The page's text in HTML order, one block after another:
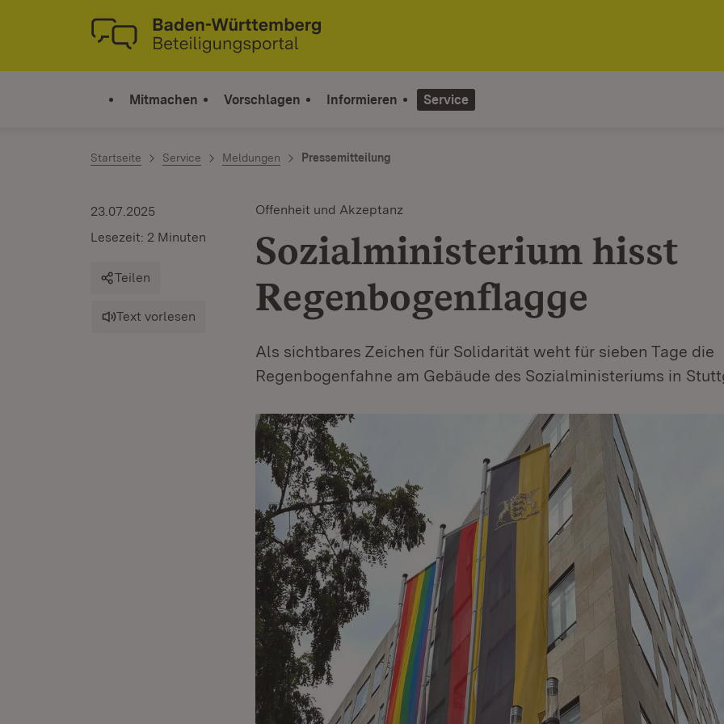
Zum Inhalt springen
Link zur Startseite
Mitmachen Vorschlagen Informieren Service
Startseite Service Meldungen Pressemitteilung
Offenheit und Akzeptanz
Sozialministerium hisst
Regenbogenflagge
Als sichtbares Zeichen für Solidarität weht für sieben Tage die
Regenbogenfahne am Gebäude des Sozialministeriums in
23.07.2025
Lesezeit: 2 Minuten
Teilen
Text vorlesen